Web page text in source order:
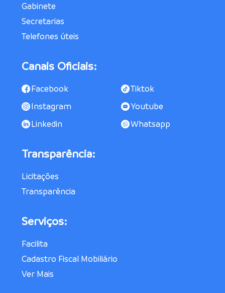
Gabinete
Secretarias
Telefones úteis
Canais Oficiais:
Facebook
Tiktok
Instagram
Youtube
Linkedin
Whatsapp
Transparência:
Licitações
Transparência
Serviços:
Facilita
Cadastro Fiscal Mobiliário
Ver Mais